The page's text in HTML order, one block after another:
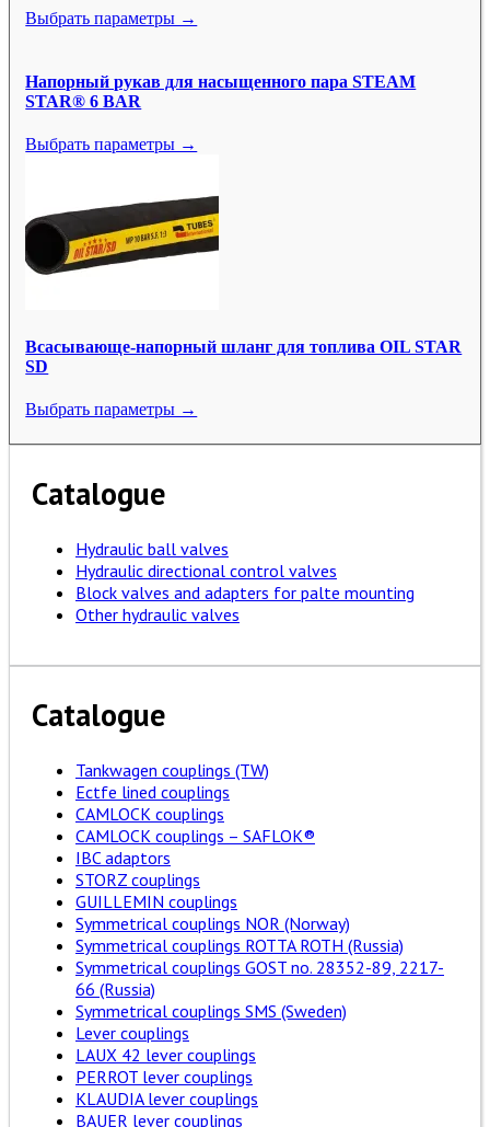
Выбрать параметры →
Напорный рукав для насыщенного пара STEAM
STAR® 6 BAR
Выбрать параметры →
Всасывающе-напорный шланг для топлива OIL STAR
SD
Выбрать параметры →
Catalogue
Hydraulic ball valves
Hydraulic directional control valves
Block valves and adapters for palte mounting
Other hydraulic valves
Catalogue
Tankwagen couplings (TW)
Ectfe lined couplings
CAMLOCK couplings
CAMLOCK couplings – SAFLOK®
IBC adaptors
STORZ couplings
GUILLEMIN couplings
Symmetrical couplings NOR (Norway)
Symmetrical couplings ROTTA ROTH (Russia)
Symmetrical couplings GOST no. 28352-89, 2217-
66 (Russia)
Symmetrical couplings SMS (Sweden)
Lever couplings
LAUX 42 lever couplings
PERROT lever couplings
KLAUDIA lever couplings
BAUER lever couplings